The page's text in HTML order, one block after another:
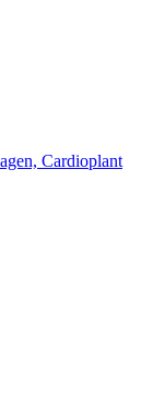
Cardioplant